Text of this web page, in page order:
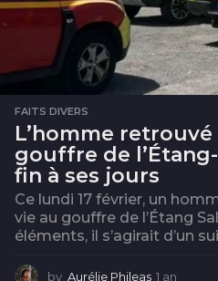
FAITS DIVERS
L’homme retrouvé
gouffre de
fin à ses jours
Ce lundi 17 février, un
vie au gouffre de l’Étang
éléments, il s’agirait d’un
by Aurélie Phileas 1 an